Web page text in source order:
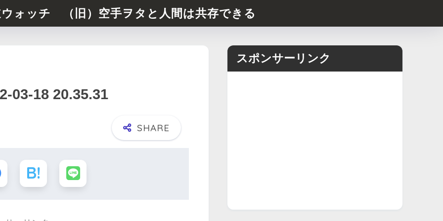
ォッチ （旧）空手ヲタと人間は共存できる
03-18 20.35.31
スポンサーリンク